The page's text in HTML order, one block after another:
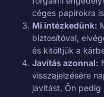
céges papírokra
Mi intézkedünk:
biztosítóval,
és kitöltjük a
Javítás azonnal:
visszajelzésére
javítást, Ön